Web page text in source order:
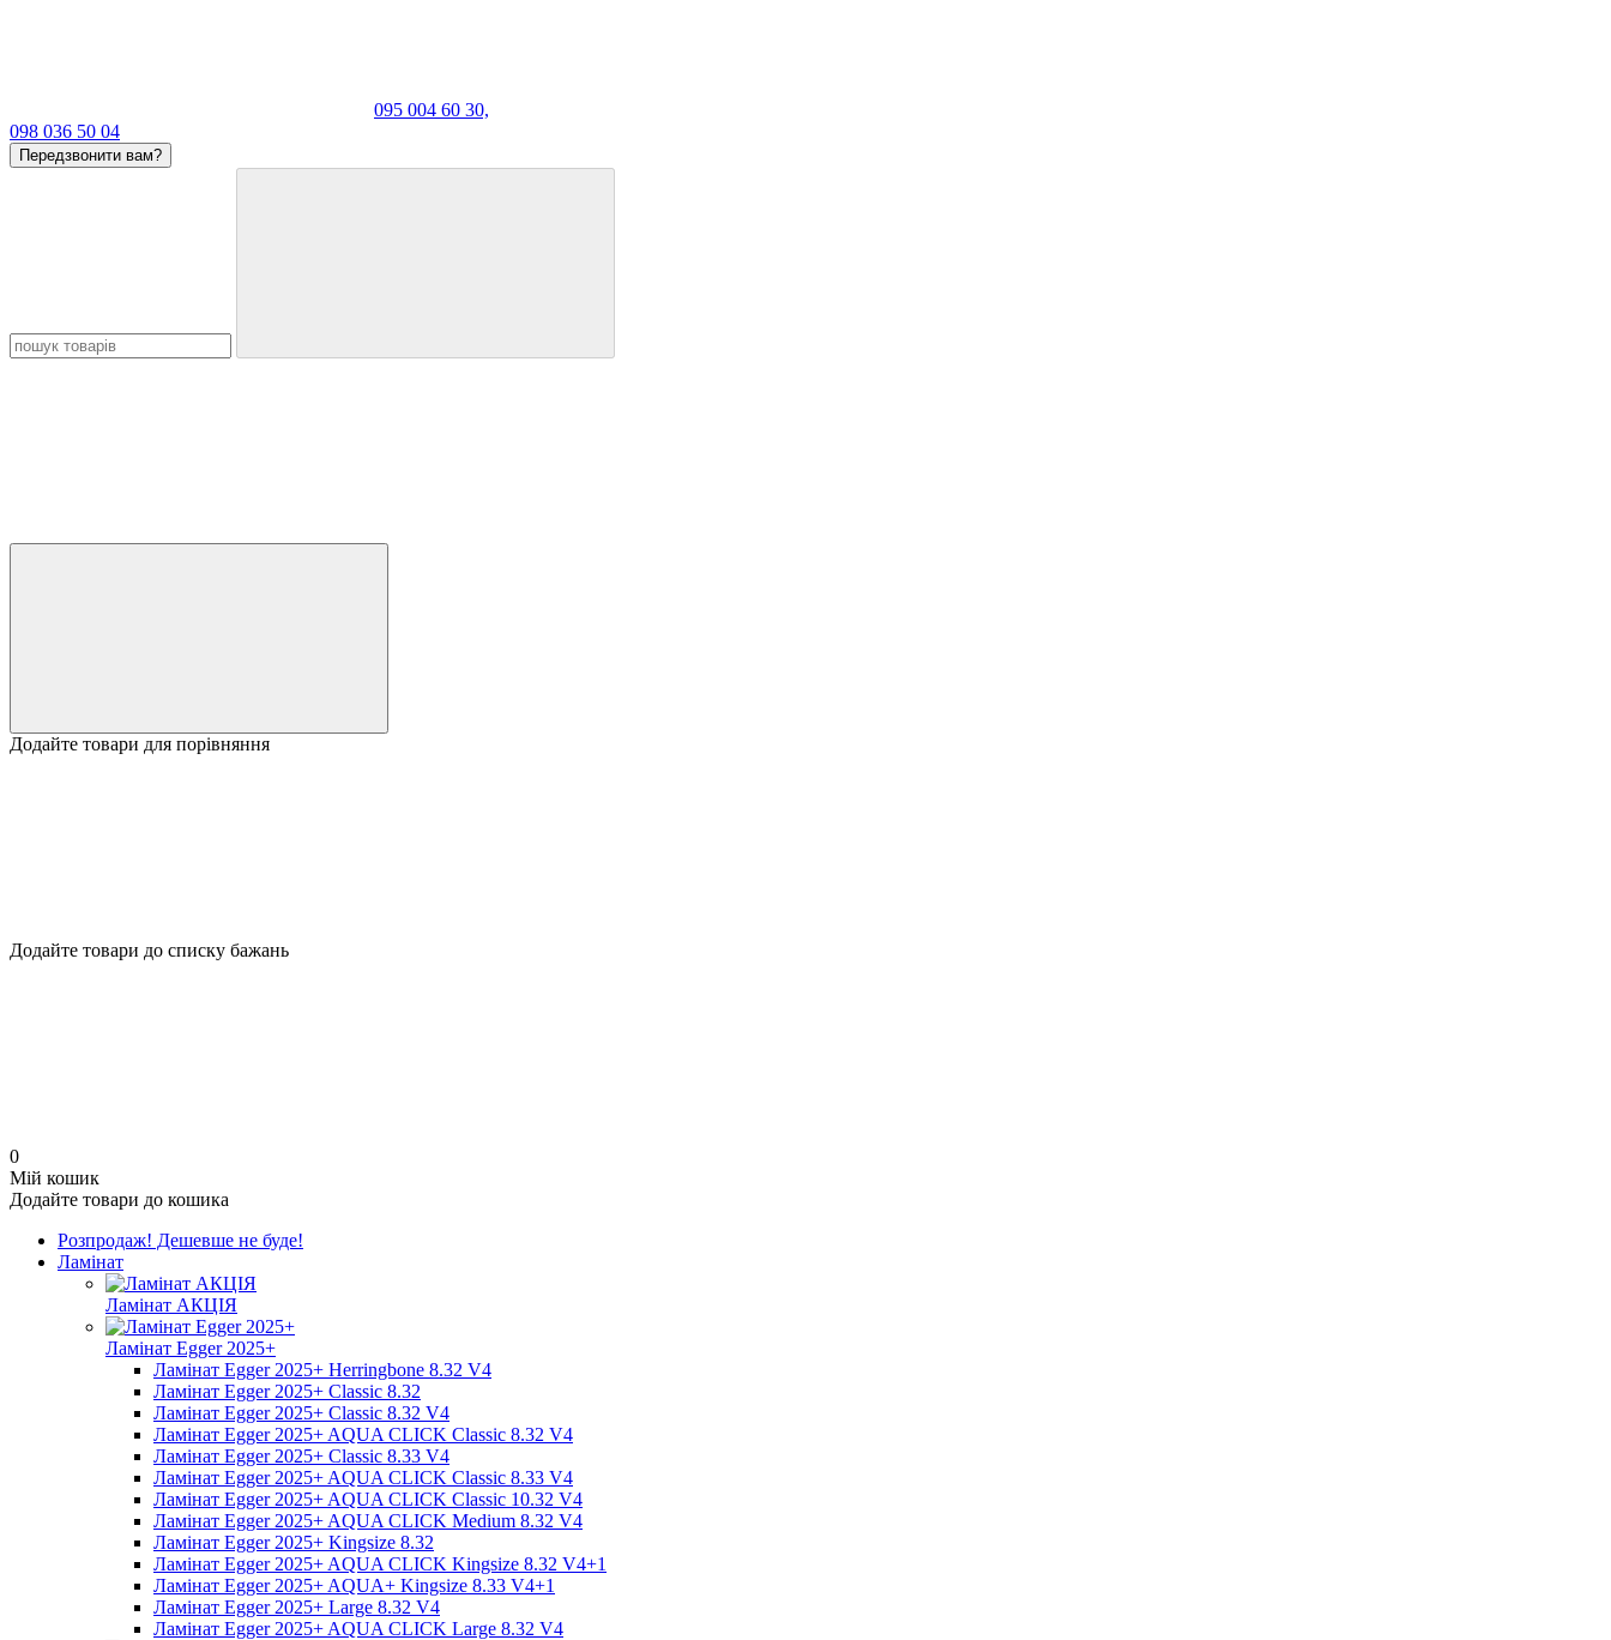
095 004 60 30,
098 036 50 04
Передзвонити вам?
Додайте товари для порівняння
Додайте товари до списку бажань
0
Мій кошик
Додайте товари до кошика
Розпродаж! Дешевше не буде!
Ламінат
Ламінат АКЦІЯ
Ламінат Egger 2025+
Ламінат Egger 2025+ Herringbone 8.32 V4
Ламінат Egger 2025+ Classic 8.32
Ламінат Egger 2025+ Classic 8.32 V4
Ламінат Egger 2025+ AQUA CLICK Classic 8.32 V4
Ламінат Egger 2025+ Classic 8.33 V4
Ламінат Egger 2025+ AQUA CLICK Classic 8.33 V4
Ламінат Egger 2025+ AQUA CLICK Classic 10.32 V4
Ламінат Egger 2025+ AQUA CLICK Medium 8.32 V4
Ламінат Egger 2025+ Kingsize 8.32
Ламінат Egger 2025+ AQUA CLICK Kingsize 8.32 V4+1
Ламінат Egger 2025+ AQUA+ Kingsize 8.33 V4+1
Ламінат Egger 2025+ Large 8.32 V4
Ламінат Egger 2025+ AQUA CLICK Large 8.32 V4